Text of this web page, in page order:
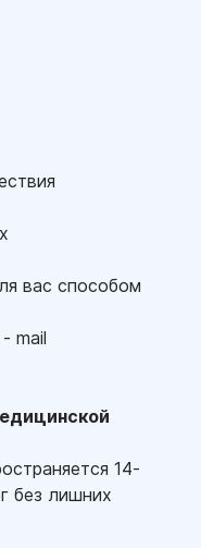
вас способом
mail
14-
без лишних